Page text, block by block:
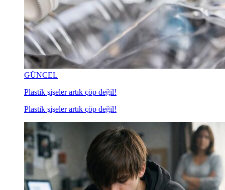
GÜNCEL
Plastik şişeler artık çöp değil!
Plastik şişeler artık çöp değil!